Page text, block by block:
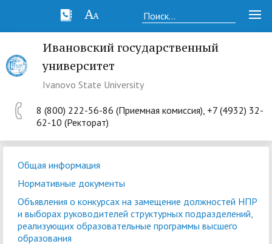
Ивановский государственный
университет
Ivanovo State University
8 (800) 222-56-86 (Приемная комиссия), +7 (4932) 32-
62-10 (Ректорат)
Общая информация
Нормативные документы
Объявления о конкурсах на замещение должностей НПР
и выборах руководителей структурных подразделений,
реализующих образовательные программы высшего
образования